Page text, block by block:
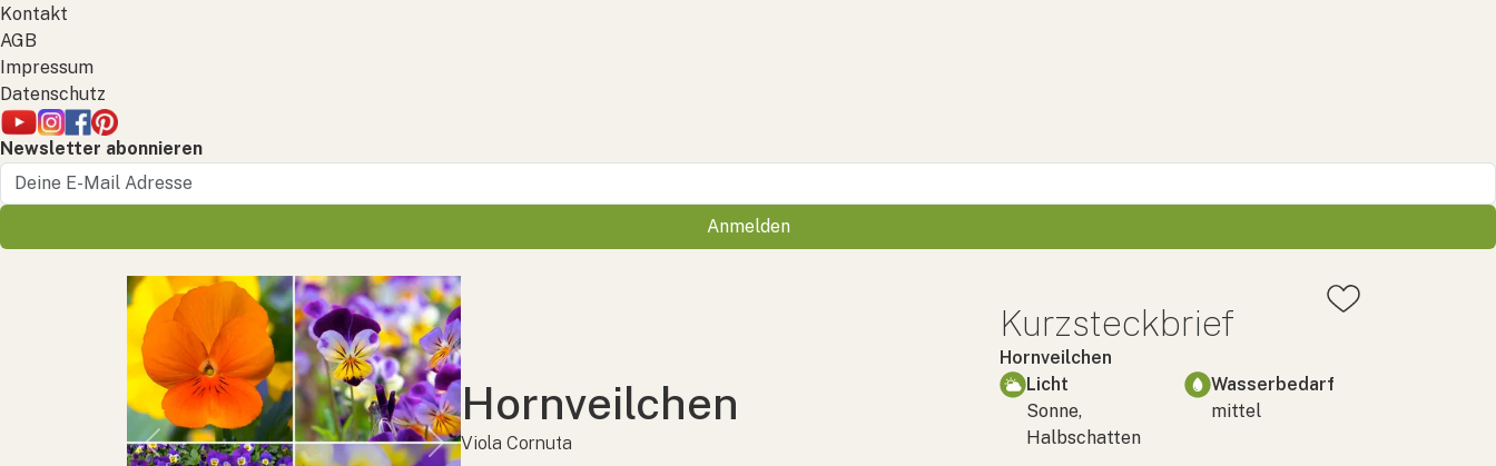
Kontakt
AGB
Impressum
Datenschutz
Newsletter abonnieren
Anmelden
Previous Next
Hornveilchen
Viola Cornuta
Kurzsteckbrief
Hornveilchen
Licht
Sonne,
Halbschatten
Wasserbedarf
mittel